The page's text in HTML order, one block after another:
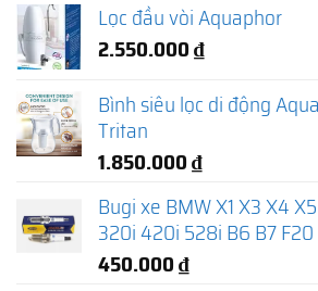
Lọc đầu vòi Aquaphor
2.550.000₫
Bình siêu lọc di động
Tritan
1.850.000₫
Bugi xe BMW X1 X3 X4
320i 420i 528i B6 B7 F20
450.000₫